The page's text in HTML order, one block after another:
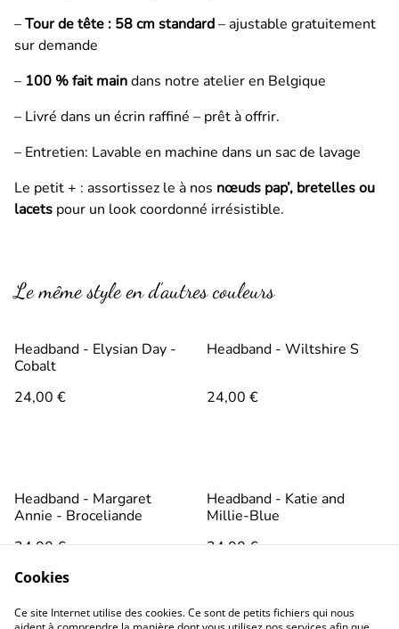
–Tour de tête : 58 cm standard– ajustable gratuitement
sur demande
– 100 % fait maindans notre atelier en Belgique
– Livré dans un écrin raffiné – prêt à offrir.
– Entretien: Lavable en machine dans un sac de lavage
Le petit + : assortissez le à nos nœuds pap’, bretelles ou
lacets pour un look coordonné irrésistible.
Le même style en d’autres couleurs
Headband - Elysian Day -
Cobalt
24,00 €
Headband - Wiltshire S
24,00 €
Headband - Margaret
Annie - Broceliande
24,00 €
Headband - Katie and
Millie-Blue
24,00 €
Cookies
Ce site Internet utilise des cookies. Ce sont de petits fichiers qui nous